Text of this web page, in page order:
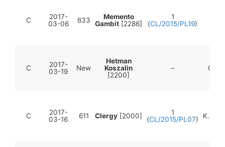
C
2017-
03-06
633
Memento
Gambit [2286]
1
(CL/2015/PL19)
C
2017-
03-19
New
Hetman
Koszalin
[2200]
–
C
2017-
03-16
611 Clergy [2000]
1
(CL/2015/PL07)